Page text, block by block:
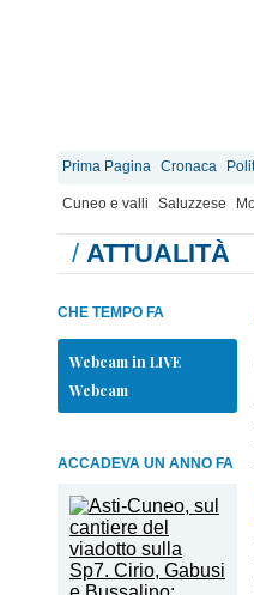
Prima Pagina Cronaca
Cuneo e valli Saluzzese
/ ATTUALITÀ
CHE TEMPO FA
Webcam in LIVE
Webcam
ACCADEVA UN ANNO FA